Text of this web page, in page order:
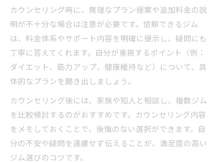
カウンセリング時に、無理なプラン提案や追加料金の説
明が不十分な場合は注意が必要です。信頼できるジム
は、料金体系やサポート内容を明確に提示し、疑問にも
丁寧に答えてくれます。自分が重視するポイント（例：
ダイエット、筋力アップ、健康維持など）について、具
体的なプランを聞き出しましょう。
カウンセリング後には、家族や知人と相談し、複数ジム
を比較検討するのがおすすめです。カウンセリング内容
をメモしておくことで、後悔のない選択ができます。自
分の不安や疑問を遠慮せず伝えることが、満足度の高い
ジム選びのコツです。